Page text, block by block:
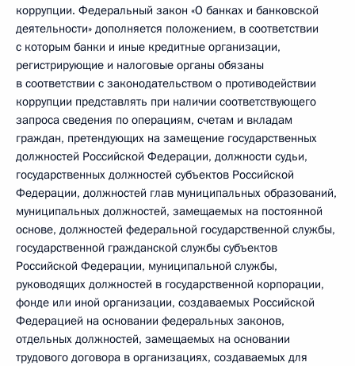
коррупции. Федеральный закон «О банках и банковской
деятельности» дополняется положением, в соответствии
с которым банки и иные кредитные организации,
регистрирующие и налоговые органы обязаны
в соответствии с законодательством о противодействии
коррупции представлять при наличии соответствующего
запроса сведения по операциям, счетам и вкладам
граждан, претендующих на замещение государственных
должностей Российской Федерации, должности судьи,
государственных должностей субъектов Российской
Федерации, должностей глав муниципальных образований,
муниципальных должностей, замещаемых на постоянной
основе, должностей федеральной государственной службы,
государственной гражданской службы субъектов
Российской Федерации, муниципальной службы,
руководящих должностей в государственной корпорации,
фонде или иной организации, создаваемых Российской
Федерацией на основании федеральных законов,
отдельных должностей, замещаемых на основании
трудового договора в организациях, создаваемых для